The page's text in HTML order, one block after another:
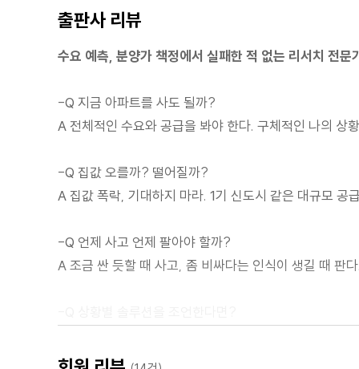
1. 나만 기다리는 싸고 좋은 전세는 없다
2. ‘영끌’에도 요령 필요하다
4. 규제 속에서 할 수 있는 것
5. 나이 불문! 당장 안정적으로 거주할 곳 확보하라
7부 제언: 아전인수 말고 시장을 보라
1. 최악의 전세난 해결법
2. 내 집 마련 방안 4가지
5. 정부가 할 일
6. 시세는 누가 정하나?
출판사 리뷰
수요 예측, 분양가 책정에서 실패한 적 없는 리서치 전문
-Q 지금 아파트를 사도 될까?
A 전체적인 수요와 공급을 봐야 한다. 구체적인 나의 상
-Q 집값 오를까? 떨어질까?
A 집값 폭락, 기대하지 마라. 1기 신도시 같은 대규모 공
-Q 언제 사고 언제 팔아야 할까?
A 조금 싼 듯할 때 사고, 좀 비싸다는 인식이 생길 때 판다.